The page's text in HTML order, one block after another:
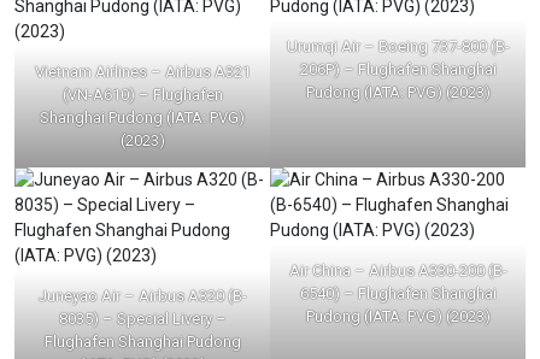
Vietnam Airlines – Airbus A321
(VN-A610) – Flughafen
Shanghai Pudong (IATA: PVG)
(2023)
Urumqi Air – Boeing 737-800 (B-
206P) – Flughafen Shanghai
Pudong (IATA: PVG) (2023)
Juneyao Air – Airbus A320 (B-
8035) – Special Livery –
Flughafen Shanghai Pudong
Air China – Airbus A330-200 (B-
6540) – Flughafen Shanghai
Pudong (IATA: PVG) (2023)